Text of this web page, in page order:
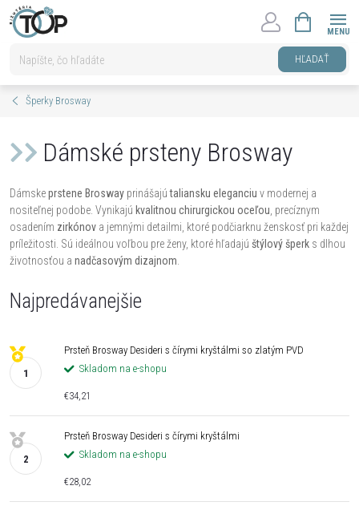
Prejsť
na
HĽADAŤ
KOŠÍK
Šperky Brosway
Dámské prsteny Brosway
Dámskeprstene Brosway prinášajútaliansku eleganciu v modernej a
nositeľnej podobe. Vynikajú kvalitnou chirurgickou oceľou , precíznym
osadením zirkónov a jemnými detailmi, ktoré podčiarknu ženskosť pri každej
príležitosti. Sú ideálnou voľbou pre ženy, ktoré hľadajú štýlový šperk s dlhou
životnosťou a nadčasovým dizajnom
Najpredávanejšie
Prsteň Brosway Desideri s čírymi kryštálmi so zlatým PVD
Skladom na e-shopu
€34,21
Prsteň Brosway Desideri s čírymi kryštálmi
Skladom na e-shopu
€28,02